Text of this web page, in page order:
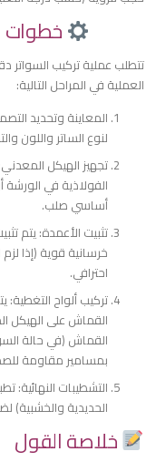
خطوات
​تتطلب عملية تركيب السواتر
العملية في المراحل التالية:
​المعاينة وتحديد
لنوع الساتر واللون
​تجهيز الهيكل
الفولاذية في
أساسي صلب.
​تثبيت الأعمدة: يتم
خرسانية قوية (إذا
احترافي.
​تركيب ألواح التغطية:
القماش على الهيكل
القماش (في حالة
بمسامير مقاومة
​التشطيبات النهائية:
الحديدية والخشبية)
خلاصة القول